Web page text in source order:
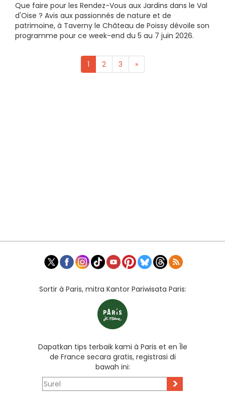
Que faire pour les Rendez-Vous aux Jardins dans le Val
d'Oise ? Avis aux passionnés de nature et de
patrimoine, à Taverny le Château de Poissy dévoile son
programme pour ce week-end du 5 au 7 juin 2026.
1 2 3 »
Sortir à Paris, mitra Kantor Pariwisata Paris:
Dapatkan tips terbaik kami à Paris et en Île
de France secara gratis, registrasi di
bawah ini:
>